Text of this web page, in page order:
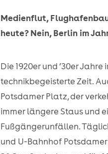
Medienflut,
heute? Nein, Berlin im
Die 1920er und ’30er
technikbegeisterte Zeit.
Potsdamer Platz, der
immer längere Staus und
Fußgängerunfällen.
und U-Bahnhof